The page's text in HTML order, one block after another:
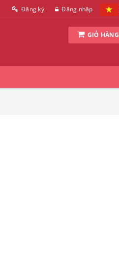
Đăng ký Đăng nhập
GIỎ HÀNG